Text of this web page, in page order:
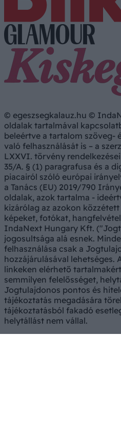
© egeszsegkalauz.hu ©
oldalak tartalmával
beleértve a tartalom szöveg-
való felhasználását is – a
LXXVI. törvény
35/A. § (1) paragrafusa és a
piacairól szóló európai
a Tanács (EU) 2019/790
oldalak, azok tartalma -
kizárólag az azokon
képeket, fotókat,
IndaNext Hungary Kft.
jogosultsága alá esnek.
felhasználása csak a
hozzájárulásával lehetséges.
linkeken elérhető
semmilyen felelősséget,
Jogtulajdonos pontos és
tájékoztatás megadására
tájékoztatásból fakadó
helytállást nem vállal.